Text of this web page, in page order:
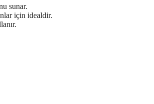
sunar.
için idealdir.